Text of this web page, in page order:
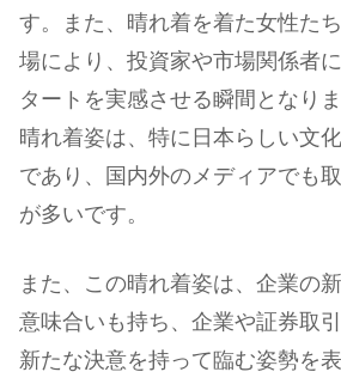
す。また、晴れ着を着た女性た
場により、投資家や市場関係者
タートを実感させる瞬間となり
晴れ着姿は、特に日本らしい文
であり、国内外のメディアでも
が多いです。
また、この晴れ着姿は、企業の
意味合いも持ち、企業や証券取
新たな決意を持って臨む姿勢を